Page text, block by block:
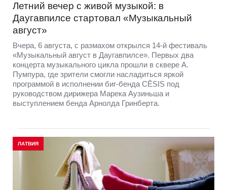
Летний вечер с живой музыкой: в
Даугавпилсе стартовал «Музыкальный
август»
Вчера, 6 августа, с размахом открылся 14-й фестиваль
«Музыкальный август в Даугавпилсе». Первых два
концерта музыкального цикла прошли в сквере А.
Пумпура, где зрители смогли насладиться яркой
программой в исполнении биг-бенда CĒSIS под
руководством дирижера Марека Аузиньша и
выступлением бенда Арнолда Гринберта.
ЛАТВИЯ